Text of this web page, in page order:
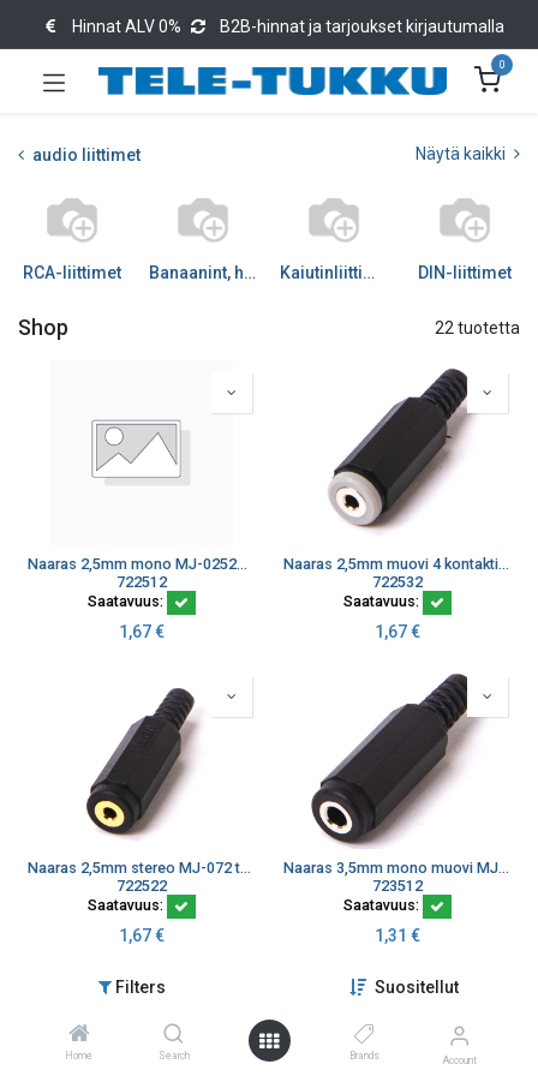
Filters Suositellut
Home Search Brands Account
Hinnat ALV 0% B2B-hinnat ja tarjoukset kirjautumalla
0
audio liittimet Näytä kaikki
RCA-liittimet Banaanint, hauenleuat Kaiutinliittimet DIN-liittimet
Shop 22 tuotetta
Naaras 2,5mm mono MJ-0252S muovikotelo
722512
Saatavuus:
1,67€
Naaras 2,5mm muovi 4 kontaktia MJ-068 RoHS
722532
Saatavuus:
1,67€
Naaras 2,5mm stereo MJ-072 taivutussuoja muovia
722522
Saatavuus:
1,67€
Naaras 3,5mm mono muovi MJ-164A
723512
Saatavuus:
1,31 €